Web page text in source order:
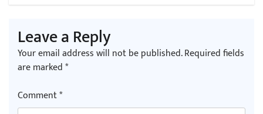
Leave a Reply
Your email address will not be published.Required fields
are marked*
Comment*